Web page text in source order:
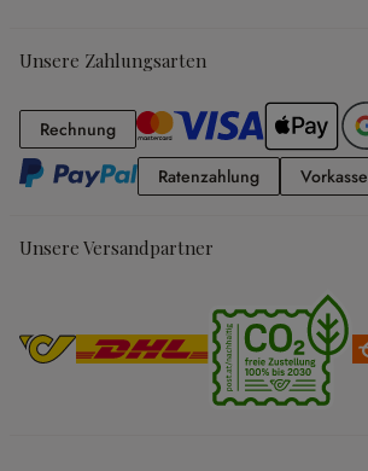
Unsere Zahlungsarten
RechnungRechnung
RatenzahlungRatenzahlung
Vorkasse
Unsere Versandpartner